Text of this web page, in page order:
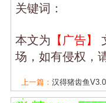
关键词：
本文为 【广告】
场，如有侵权，
上一篇： 汉得猪齿鱼
下一篇：郑州海昌携手